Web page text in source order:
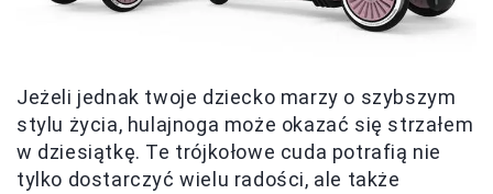
Jeżeli jednak twoje dziecko marzy o szybszym
stylu życia, hulajnoga może okazać się strzałem
w dziesiątkę. Te trójkołowe cuda potrafią nie
tylko dostarczyć wielu radości, ale także